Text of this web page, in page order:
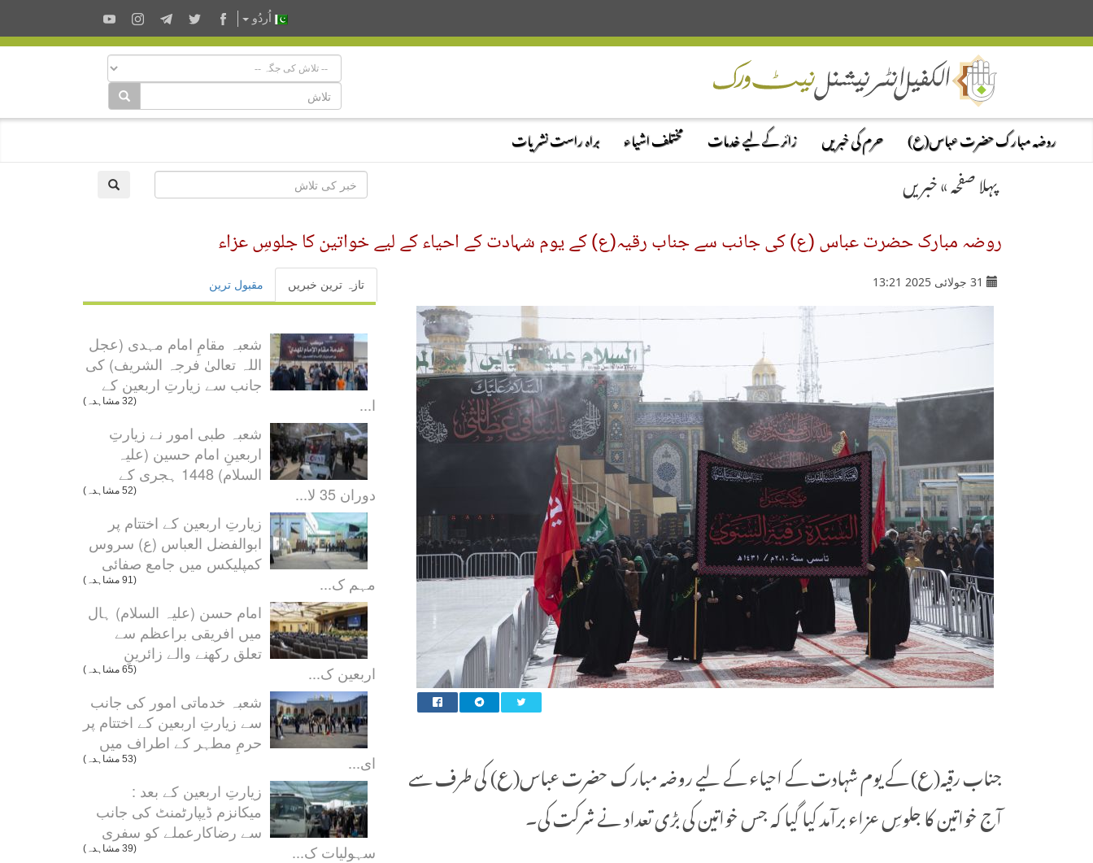
اُردُو
روضہ مبارک حضرت عباس(ع) حرم کی خبریں زائر کے لیے خدمات مختلف اشیاء براہ راست نشریات
پہلا صفحہ»خبریں
روضہ مبارک حضرت عباس (ع) کی جانب سے جناب رقیہ(ع) کے یوم شہادت کے احیاء کے لیے خواتین کا جلوسِ عزاء
31 جولائی 2025 13:21
جناب رقیہ(ع) کے یوم شہادت کے احیاء کے لیے روضہ مبارک حضرت عباس(ع) کی طرف سے
آج خواتین کا جلوسِ عزاء برآمد کیا گیا کہ جس خواتین کی بڑی تعداد نے شرکت کی۔
تازہ ترین خبریں مقبول ترین
شعبہ مقامِ امام مہدی (عجل
اللہ تعالیٰ فرجہ الشریف) کی
جانب سے زیارتِ اربعین کے
ا...
(32 مشاہدہ)
شعبہ طبی امور نے زیارتِ
اربعینِ امام حسین (علیہ
السلام) 1448 ہجری کے
دوران 35 لا...
(52 مشاہدہ)
زیارتِ اربعین کے اختتام پر
ابوالفضل العباس (ع) سروس
کمپلیکس میں جامع صفائی
مہم ک...
(91 مشاہدہ)
امام حسن (علیہ السلام) ہال
میں افریقی براعظم سے
تعلق رکھنے والے زائرینِ
اربعین ک...
(65 مشاہدہ)
شعبہ خدماتی امور کی جانب
سے زیارتِ اربعین کے اختتام پر
حرمِ مطہر کے اطراف میں
ای...
(53 مشاہدہ)
زیارتِ اربعین کے بعد :
میکانزم ڈیپارٹمنٹ کی جانب
سے رضاکارعملے کو سفری
سہولیات ک...
(39 مشاہدہ)